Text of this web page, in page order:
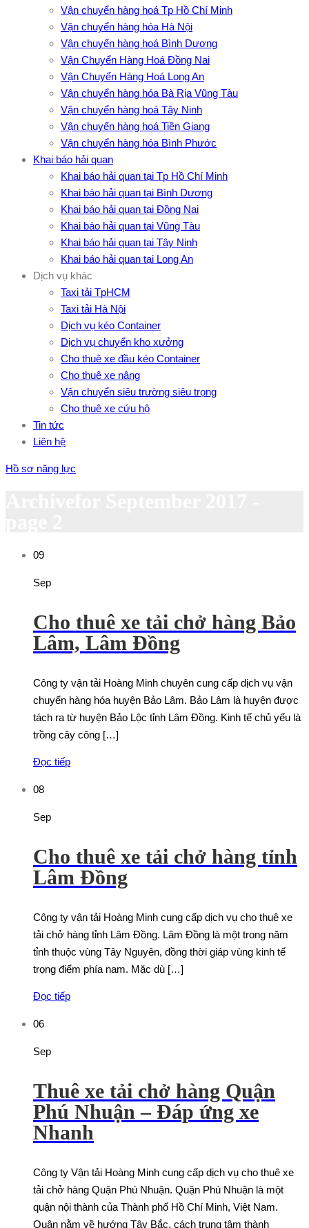
Vận chuyển hàng hoá Tp Hồ Chí Minh
Vận chuyển hàng hóa Hà Nội
Vận chuyển hàng hoá Bình Dương
Vận Chuyển Hàng Hoá Đồng Nai
Vận Chuyển Hàng Hoá Long An
Vận chuyển hàng hóa Bà Rịa Vũng Tàu
Vận chuyển hàng hoá Tây Ninh
Vận chuyển hàng hoá Tiền Giang
Vận chuyển hàng hóa Bình Phước
Khai báo hải quan
Khai báo hải quan tại Tp Hồ Chí Minh
Khai báo hải quan tại Bình Dương
Khai báo hải quan tại Đồng Nai
Khai báo hải quan tại Vũng Tàu
Khai báo hải quan tại Tây Ninh
Khai báo hải quan tại Long An
Dịch vụ khác
Taxi tải TpHCM
Taxi tải Hà Nội
Dịch vụ kéo Container
Dịch vụ chuyển kho xưởng
Cho thuê xe đầu kéo Container
Cho thuê xe nâng
Vận chuyển siêu trường siêu trọng
Cho thuê xe cứu hộ
Tin tức
Liên hệ
Hồ sơ năng lực
09
Sep
Cho thuê xe tải chở hàng Bảo
Lâm, Lâm Đồng
Công ty vận tải Hoàng Minh chuyên cung cấp dịch vụ vận
chuyển hàng hóa huyện Bảo Lâm. Bảo Lâm là huyện được
tách ra từ huyện Bảo Lộc tỉnh Lâm Đồng. Kinh tế chủ yếu là
trồng cây công […]
Đọc tiếp
08
Sep
Cho thuê xe tải chở hàng tỉnh
Lâm Đồng
Công ty vận tải Hoàng Minh cung cấp dịch vụ cho thuê xe
tải chở hàng tỉnh Lâm Đồng. Lâm Đồng là một trong năm
tỉnh thuộc vùng Tây Nguyên, đồng thời giáp vùng kinh tế
trọng điểm phía nam. Mặc dù […]
Đọc tiếp
06
Sep
Thuê xe tải chở hàng Quận
Phú Nhuận – Đáp ứng xe
Nhanh
Công ty Vận tải Hoàng Minh cung cấp dịch vụ cho thuê xe
tải chở hàng Quận Phú Nhuận. Quận Phú Nhuận là một
quận nội thành của Thành phố Hồ Chí Minh, Việt Nam.
Quận nằm về hướng Tây Bắc, cách trung tâm thành